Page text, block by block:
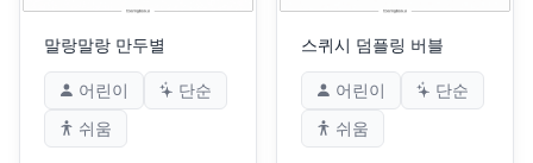
말랑말랑 만두별
어린이
단순
쉬움
스퀴시 덤플링 버블
어린이
단순
쉬움